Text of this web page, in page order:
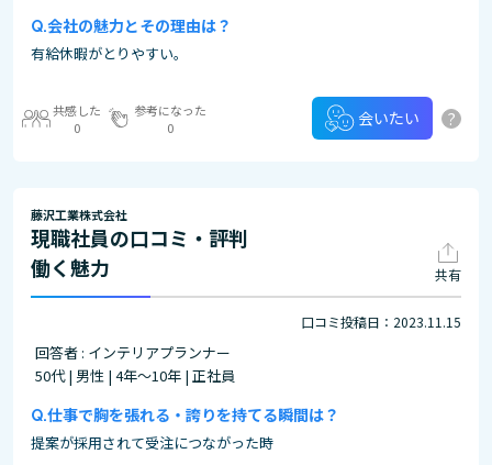
会社の魅力とその理由は？
有給休暇がとりやすい。
共感した
0
参考になった
0
会いたい ?
藤沢工業株式会社
現職社員の口コミ・評判
働く魅力
共有
口コミ投稿日：2023.11.15
回答者 : インテリアプランナー
50代 | 男性 | 4年～10年 | 正社員
仕事で胸を張れる・誇りを持てる瞬間は？
提案が採用されて受注につながった時